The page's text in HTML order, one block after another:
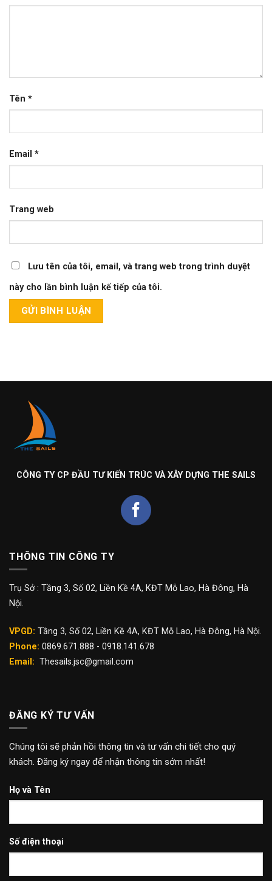
Tên *
Email *
Trang web
Lưu tên của tôi, email, và trang web trong trình duyệt
này cho lần bình luận kế tiếp của tôi.
CÔNG TY CP ĐẦU TƯ KIẾN TRÚC VÀ XÂY DỰNG THE SAILS
THÔNG TIN CÔNG TY
Trụ Sở : Tầng 3, Số 02, Liền Kề 4A, KĐT Mỗ Lao, Hà Đông, Hà
Nội.
VPGD: Tầng 3, Số 02, Liền Kề 4A, KĐT Mỗ Lao, Hà Đông, Hà Nội.
Phone: 0869.671.888 - 0918.141.678
Email: Thesails.jsc@gmail.com
ĐĂNG KÝ TƯ VẤN
Chúng tôi sẽ phản hồi thông tin và tư vấn chi tiết cho quý
khách. Đăng ký ngay để nhận thông tin sớm nhất!
Họ và Tên
Số điện thoại